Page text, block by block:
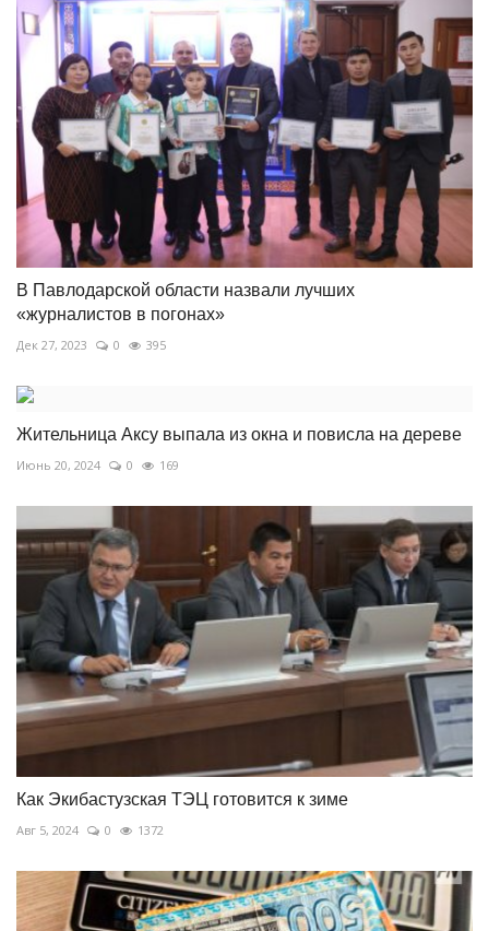
В Павлодарской области назвали лучших
«журналистов в погонах»
Дек 27, 2023 0 395
Жительница Аксу выпала из окна и повисла на дереве
Июнь 20, 2024 0 169
Как Экибастузская ТЭЦ готовится к зиме
Авг 5, 2024 0 1372